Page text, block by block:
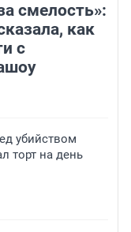
смелость»:
как
с
убийством
торт на день